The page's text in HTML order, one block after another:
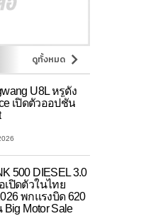
ดูทั้งหมด
U8L หรูดั่ง
เปิดตัวออปชัน
500 DIESEL 3.0
เปิดตัวในไทย
พกแรงบิด 620
Big Motor Sale